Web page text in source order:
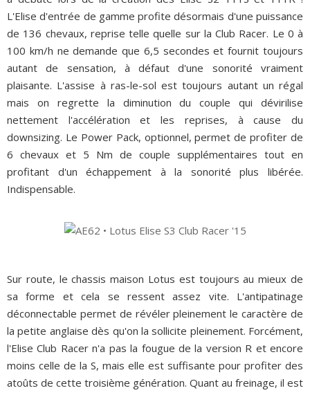
L'Elise d'entrée de gamme profite désormais d'une puissance
de 136 chevaux, reprise telle quelle sur la Club Racer. Le 0 à
100 km/h ne demande que 6,5 secondes et fournit toujours
autant de sensation, à défaut d'une sonorité vraiment
plaisante. L'assise à ras-le-sol est toujours autant un régal
mais on regrette la diminution du couple qui dévirilise
nettement l'accélération et les reprises, à cause du
downsizing. Le Power Pack, optionnel, permet de profiter de
6 chevaux et 5 Nm de couple supplémentaires tout en
profitant d'un échappement à la sonorité plus libérée.
Indispensable.
Sur route, le chassis maison Lotus est toujours au mieux de
sa forme et cela se ressent assez vite. L'antipatinage
déconnectable permet de révéler pleinement le caractère de
la petite anglaise dès qu'on la sollicite pleinement. Forcément,
l'Elise Club Racer n'a pas la fougue de la version R et encore
moins celle de la S, mais elle est suffisante pour profiter des
atoûts de cette troisième génération. Quant au freinage, il est